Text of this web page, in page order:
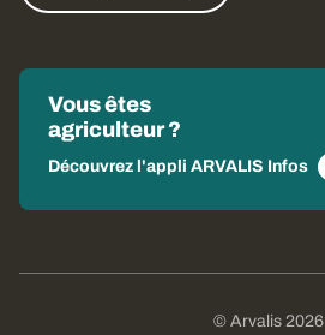
Vous êtes
agriculteur ?
Découvrez l'appli ARVALIS Infos
© Arvalis 2026